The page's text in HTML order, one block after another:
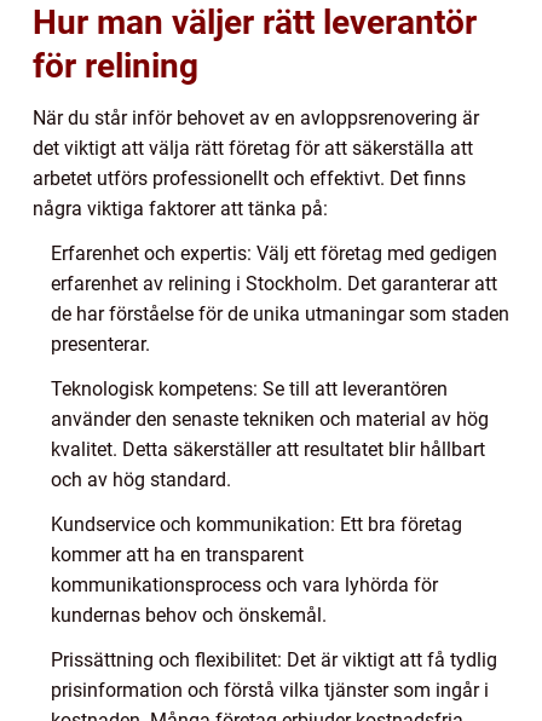
Hur man väljer rätt leverantör
för relining
När du står inför behovet av en avloppsrenovering är
det viktigt att välja rätt företag för att säkerställa att
arbetet utförs professionellt och effektivt. Det finns
några viktiga faktorer att tänka på:
Erfarenhet och expertis: Välj ett företag med gedigen
erfarenhet av relining i Stockholm. Det garanterar att
de har förståelse för de unika utmaningar som staden
presenterar.
Teknologisk kompetens: Se till att leverantören
använder den senaste tekniken och material av hög
kvalitet. Detta säkerställer att resultatet blir hållbart
och av hög standard.
Kundservice och kommunikation: Ett bra företag
kommer att ha en transparent
kommunikationsprocess och vara lyhörda för
kundernas behov och önskemål.
Prissättning och flexibilitet: Det är viktigt att få tydlig
prisinformation och förstå vilka tjänster som ingår i